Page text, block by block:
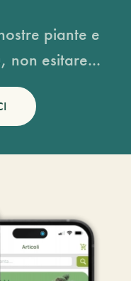
piante e
non esitare...